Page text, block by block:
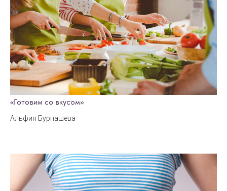
«Готовим со вкусом»
Альфия Бурнашева